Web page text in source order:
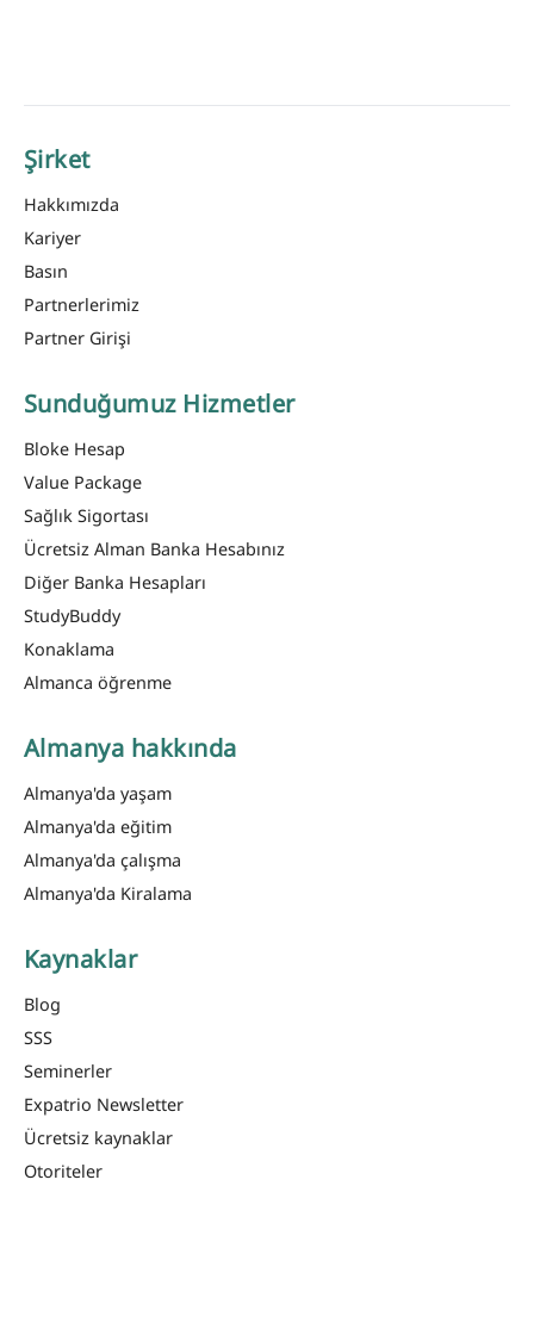
Şirket
Hakkımızda
Kariyer
Basın
Partnerlerimiz
Partner Girişi
Sunduğumuz Hizmetler
Bloke Hesap
Value Package
Sağlık Sigortası
Ücretsiz Alman Banka Hesabınız
Diğer Banka Hesapları
StudyBuddy
Konaklama
Almanca öğrenme
Almanya hakkında
Almanya'da yaşam
Almanya'da eğitim
Almanya'da çalışma
Almanya'da Kiralama
Kaynaklar
Blog
SSS
Seminerler
Expatrio Newsletter
Ücretsiz kaynaklar
Otoriteler